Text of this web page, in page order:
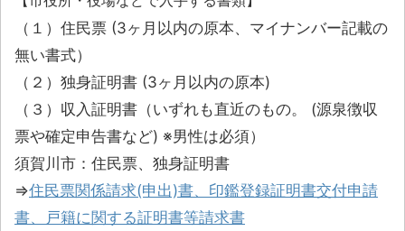
（１）住民票 (3ヶ月以内の原本、マイナンバー記載の
無い書式）
（２）独身証明書 (3ヶ月以内の原本)
（３）収入証明書（いずれも直近のもの。 (源泉徴収
票や確定申告書など) ※男性は必須）
須賀川市：住民票、独身証明書
⇒住民票関係請求(申出)書、印鑑登録証明書交付申請
書、戸籍に関する証明書等請求書